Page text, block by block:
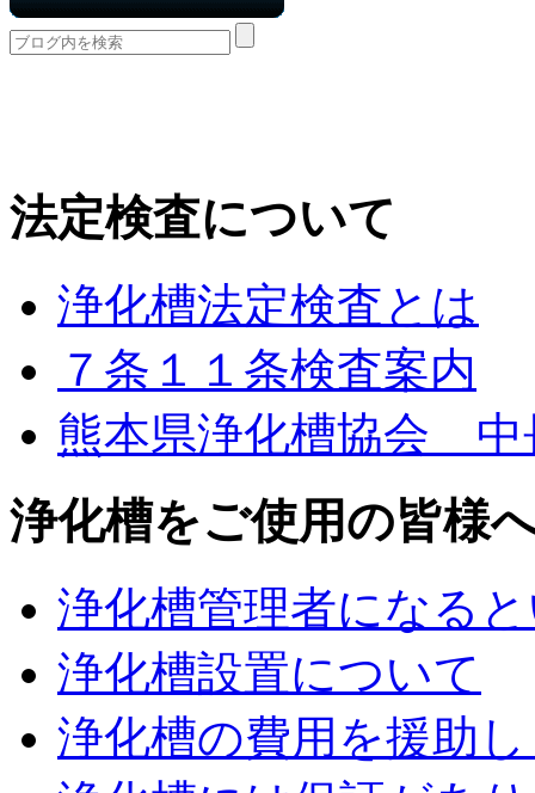
法定検査について
浄化槽法定検査とは
７条１１条検査案内
熊本県浄化槽協会 中
浄化槽をご使用の皆様
浄化槽管理者になる
浄化槽設置について
浄化槽の費用を援助